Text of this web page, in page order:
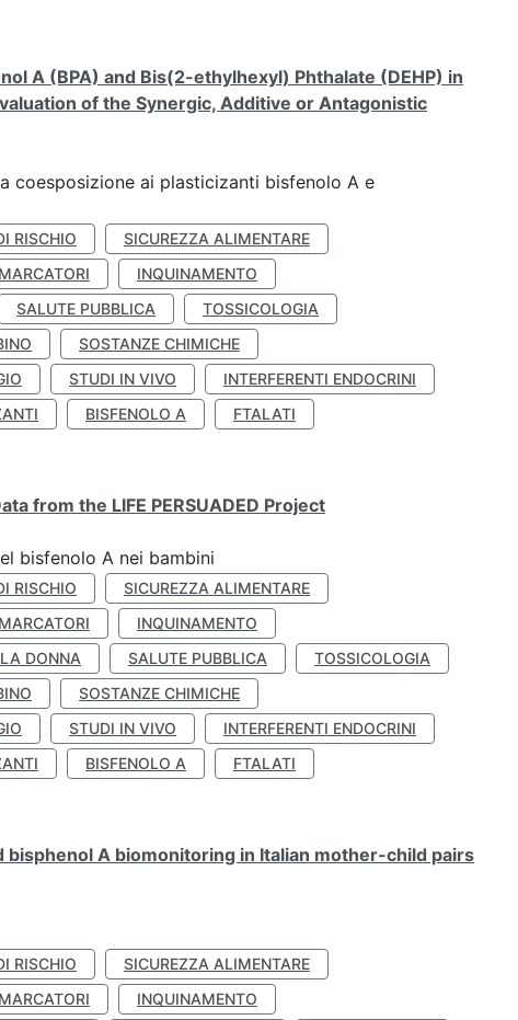
A (BPA) and Bis(2-ethylhexyl) Phthalate (DEHP) in
of the Synergic, Additive or Antagonistic
coesposizione ai plasticizanti bisfenolo A e
RISCHIO
SICUREZZA ALIMENTARE
INQUINAMENTO
SALUTE PUBBLICA
TOSSICOLOGIA
SOSTANZE CHIMICHE
STUDI IN VIVO
INTERFERENTI ENDOCRINI
BISFENOLO A
FTALATI
from the LIFE PERSUADED Project
bisfenolo A nei bambini
RISCHIO
SICUREZZA ALIMENTARE
INQUINAMENTO
DONNA SALUTE PUBBLICA
TOSSICOLOGIA
SOSTANZE CHIMICHE
STUDI IN VIVO
INTERFERENTI ENDOCRINI
BISFENOLO A
FTALATI
bisphenol A biomonitoring in Italian mother-child pairs
RISCHIO
SICUREZZA ALIMENTARE
INQUINAMENTO